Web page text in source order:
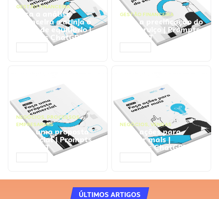
GESTÃO FINANCEIRA
Faça a análise
financeira e atinja o
ponto de equilíbrio |
Prompts ChatGPT
GESTÃO FINANCEIRA
Faça a precificação do
seu serviço | Prompts
ChatGPT
NEGÓCIOS, PROCESSOS
EMPRESARIAIS
Faça uma proposta
comercial | Prompts
ChatGPT
NEGÓCIOS, VENDAS
Faça ações para
vender mais |
Prompts ChatGPT
ÚLTIMOS ARTIGOS